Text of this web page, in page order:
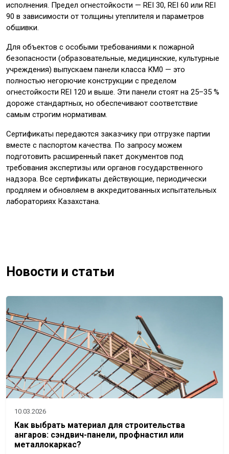
исполнения. Предел огнестойкости — REI 30, REI 60 или REI
90 в зависимости от толщины утеплителя и параметров
обшивки.
Для объектов с особыми требованиями к пожарной
безопасности (образовательные, медицинские, культурные
учреждения) выпускаем панели класса КМ0 — это
полностью негорючие конструкции с пределом
огнестойкости REI 120 и выше. Эти панели стоят на 25–35 %
дороже стандартных, но обеспечивают соответствие
самым строгим нормативам.
Сертификаты передаются заказчику при отгрузке партии
вместе с паспортом качества. По запросу можем
подготовить расширенный пакет документов под
требования экспертизы или органов государственного
надзора. Все сертификаты действующие, периодически
продляем и обновляем в аккредитованных испытательных
лабораториях Казахстана.
Новости и статьи
10.03.2026
Как выбрать материал для строительства
ангаров: сэндвич-панели, профнастил или
металлокаркас?